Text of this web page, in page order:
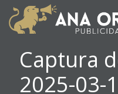
Captura
2025-03-